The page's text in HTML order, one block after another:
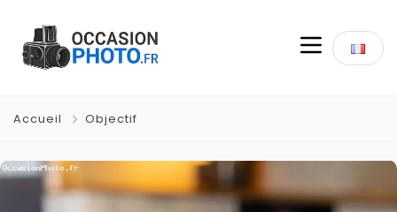
Accueil Objectif